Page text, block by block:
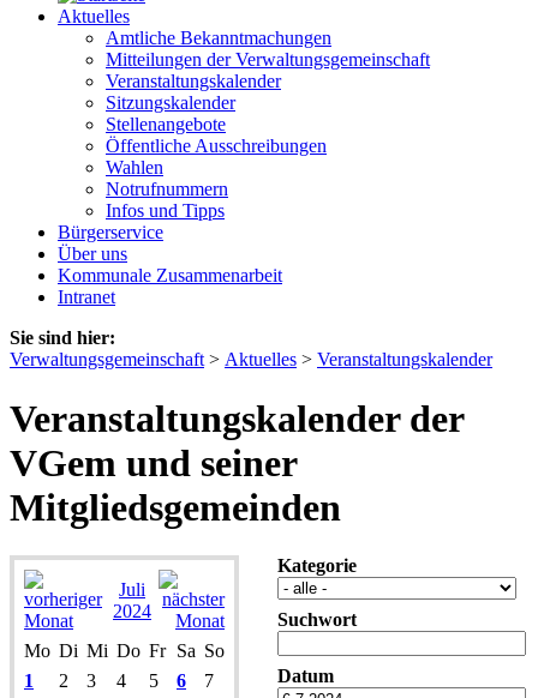
Aktuelles
Amtliche Bekanntmachungen
Mitteilungen der Verwaltungsgemeinschaft
Veranstaltungskalender
Sitzungskalender
Stellenangebote
Öffentliche Ausschreibungen
Wahlen
Notrufnummern
Infos und Tipps
Bürgerservice
Über uns
Kommunale Zusammenarbeit
Intranet
Sie sind hier:
Verwaltungsgemeinschaft > Aktuelles > Veranstaltungskalender
Veranstaltungskalender der
VGem und seiner
Mitgliedsgemeinden
Juli
2024
Mo Di Mi Do Fr Sa So
1
2 3 4 5 6
7
Kategorie
Suchwort
Datum